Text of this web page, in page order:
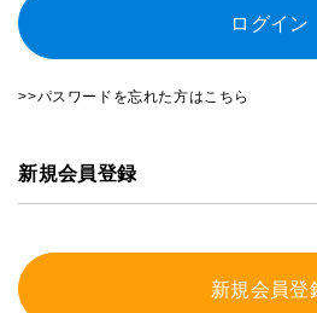
ログイン
>>パスワードを忘れた方はこちら
新規会員登録
新規会員登